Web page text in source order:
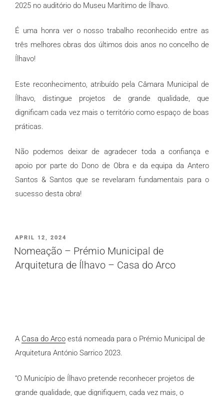
2025 no auditório do Museu Marítimo de Ílhavo.
É uma honra ver o nosso trabalho reconhecido entre as
três melhores obras dos últimos dois anos no concelho de
Ílhavo!
Este reconhecimento, atribuído pela Câmara Municipal de
Ílhavo, distingue projetos de grande qualidade, que
dignificam cada vez mais o território como espaço de boas
práticas.
Não podemos deixar de agradecer toda a confiança e
apoio por parte do Dono de Obra e da equipa da Antero
Santos & Santos que se revelaram fundamentais para o
sucesso desta obra!
PUBLICADO
EM
APRIL 12, 2024
Nomeação – Prémio Municipal de
Arquitetura de Ílhavo – Casa do Arco
A Casa do Arco está nomeada para o Prémio Municipal de
Arquitetura António Sarrico 2023.
“O Município de Ílhavo pretende reconhecer projetos de
grande qualidade, que dignifiquem, cada vez mais, o